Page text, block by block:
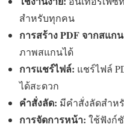
สำหรับทุกคน
การสร้าง PDF จากสแก
ภาพสแกนได้
การแชร์ไฟล์: แชร์ไฟล์
ได้สะดวก
คำสั่งลัด: มีคำสั่งลัดสำห
การจัดการหน้า: ใช้ฟังก์